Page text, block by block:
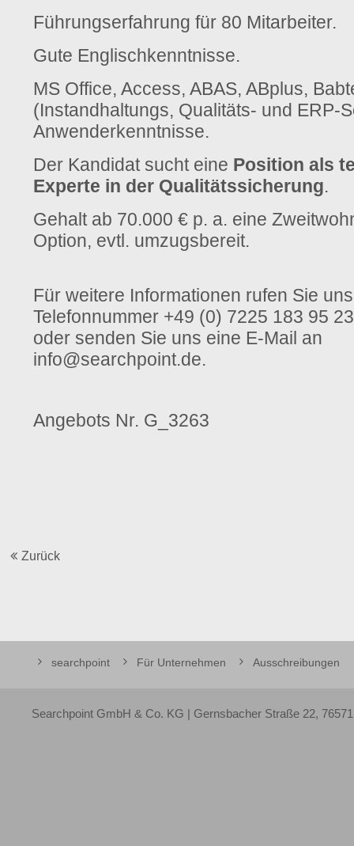
Führungserfahrung für 80 Mitarbeiter.
Gute Englischkenntnisse.
MS Office, Access, ABAS, ABplus,
(Instandhaltungs, Qualitäts- und ERP-
Anwenderkenntnisse.
Der Kandidat sucht eine Position als
Experte in der Qualitätssicherung.
Gehalt ab 70.000 € p. a. eine
Option, evtl. umzugsbereit.
Für weitere Informationen rufen Sie
Telefonnummer +49 (0) 7225 183 95
oder senden Sie uns eine E-Mail an
info@searchpoint.de.
Angebots Nr. G_3263
Zurück
searchpoint Für Unternehmen Ausschreibungen
Searchpoint GmbH & Co. KG | Gernsbacher Straße 22,